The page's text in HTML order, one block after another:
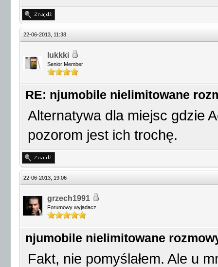
22-06-2013, 11:38
lukkki
Senior Member
RE: njumobile nielimitowane
Alternatywa dla miejsc gdzie
pozorom jest ich trochę.
22-06-2013, 19:06
grzech1991
Forumowy wyjadacz
njumobile nielimitowane
Fakt, nie pomyślałem. Ale u